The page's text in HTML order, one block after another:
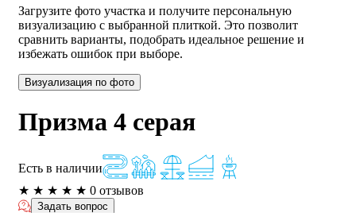
Загрузите фото участка и получите персональную
визуализацию с выбранной плиткой. Это позволит
сравнить варианты, подобрать идеальное решение и
избежать ошибок при выборе.
Визуализация по фото
Призма 4 серая
Есть в наличии
★ ★ ★ ★ ★ 0 отзывов
Задать вопрос